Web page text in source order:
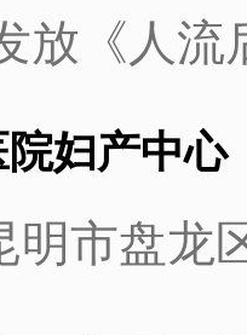
放《人流
妇产中心
明市盘龙